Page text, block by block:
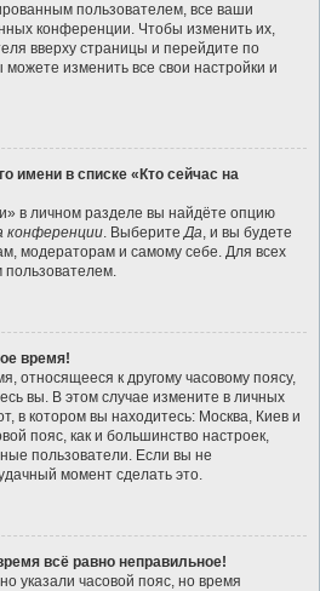
пользователем, все ваши
конференции. Чтобы изменить их,
вверху страницы и перейдите по
можете изменить все свои настройки и
имени в списке «Кто сейчас на
в личном разделе вы найдёте опцию
конференции. ВыберитеДа, и вы будете
модераторам и самому себе. Для всех
время!
относящееся к другому часовому поясу,
вы. В этом случае измените в личных
в котором вы находитесь: Москва, Киев и
пояс, как и большинство настроек,
пользователи. Если вы не
момент сделать это.
всё равно неправильное!
указали часовой пояс, но время